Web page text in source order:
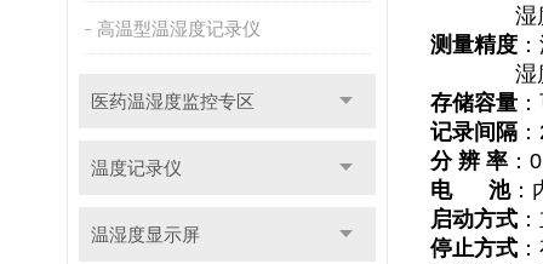
高温型温湿度记录仪
医药温湿度监控专区
温度记录仪
温湿度显示屏
湿度
测量精度
湿度
存储容量
记录间隔
分 辨 率
电 池：
启动方式
停止方式